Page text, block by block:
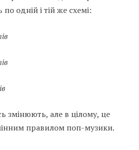
одній і тій же схемі:
змінюють, але в цілому, це
правилом поп-музики.